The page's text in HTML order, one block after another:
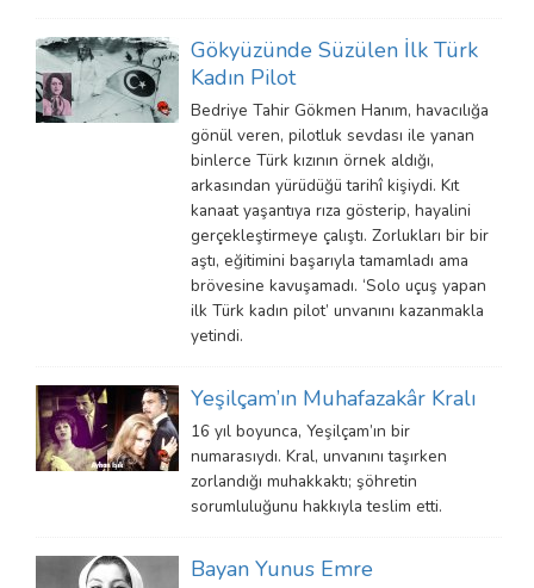
Gökyüzünde Süzülen İlk Türk
Kadın Pilot
Bedriye Tahir Gökmen Hanım, havacılığa
gönül veren, pilotluk sevdası ile yanan
binlerce Türk kızının örnek aldığı,
arkasından yürüdüğü tarihî kişiydi. Kıt
kanaat yaşantıya rıza gösterip, hayalini
gerçekleştirmeye çalıştı. Zorlukları bir bir
aştı, eğitimini başarıyla tamamladı ama
brövesine kavuşamadı. ‘Solo uçuş yapan
ilk Türk kadın pilot’ unvanını kazanmakla
yetindi.
Yeşilçam’ın Muhafazakâr Kralı
16 yıl boyunca, Yeşilçam’ın bir
numarasıydı. Kral, unvanını taşırken
zorlandığı muhakkaktı; şöhretin
sorumluluğunu hakkıyla teslim etti.
Bayan Yunus Emre